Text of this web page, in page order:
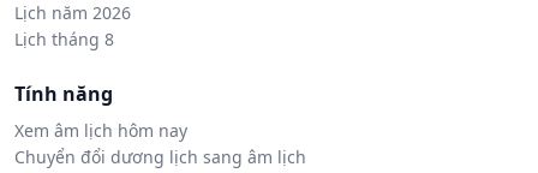
Lịch năm 2026
Lịch tháng 8
Tính năng
Xem âm lịch hôm nay
Chuyển đổi dương lịch sang âm lịch